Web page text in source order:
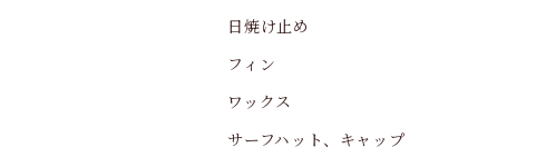
日焼け止め
フィン
ワックス
サーフハット、キャップ